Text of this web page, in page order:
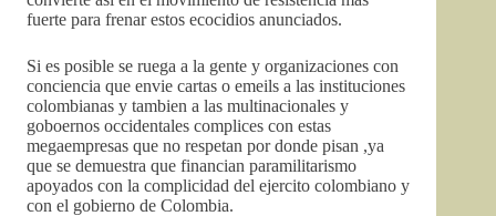
fuerte para frenar estos ecocidios anunciados.
Si es posible se ruega a la gente y organizaciones con
conciencia que envie cartas o emeils a las instituciones
colombianas y tambien a las multinacionales y
goboernos occidentales complices con estas
megaempresas que no respetan por donde pisan ,ya
que se demuestra que financian paramilitarismo
apoyados con la complicidad del ejercito colombiano y
con el gobierno de Colombia.